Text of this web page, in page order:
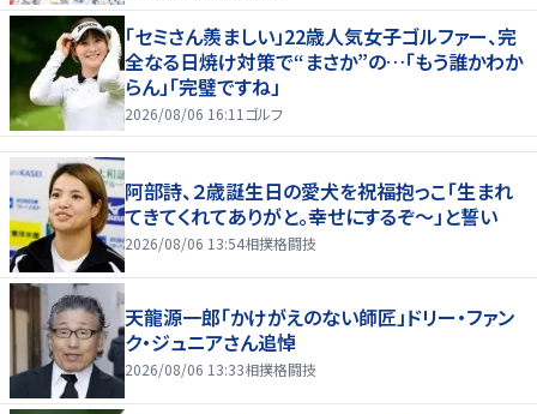
「セミさん羨ましい」22歳人気女子ゴルファー、完
全なる日焼け対策で“まさか”の…「もう誰かわか
らん」「完璧ですね」
2026/08/06 16:11 ゴルフ
阿部詩、２歳誕生日の愛犬を祝福抱っこ「生まれ
てきてくれてありがと。幸せにするぞ～」と誓い
2026/08/06 13:54相撲格闘技
天龍源一郎「かけがえのない師匠」ドリー・ファン
ク・ジュニアさん追悼
2026/08/06 13:33相撲格闘技